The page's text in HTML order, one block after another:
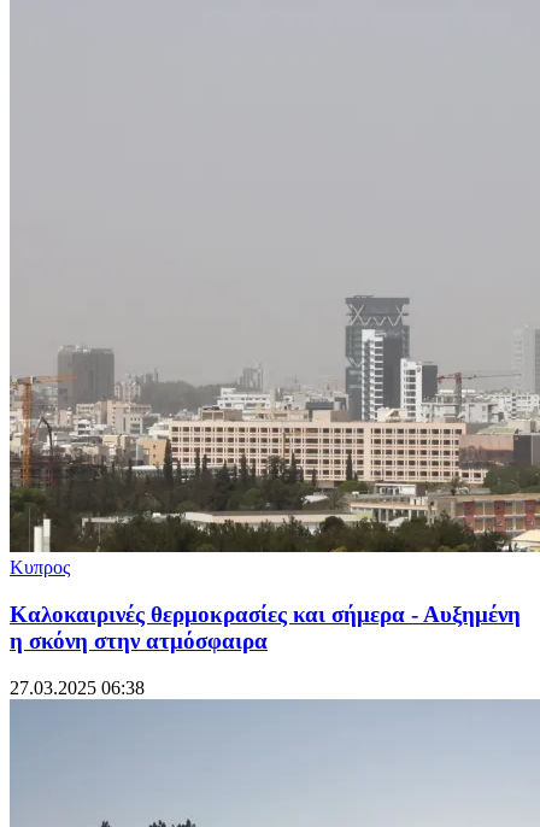
Κυπρος
Καλοκαιρινές θερμοκρασίες και σήμερα - Αυξημένη
η σκόνη στην ατμόσφαιρα
27.03.2025 06:38